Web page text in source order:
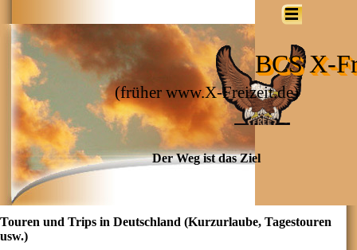
Der Weg ist das Ziel
BCS X-
(früher www.X-Freizeit.de)
Touren und Trips in Deutschland (Kurzurlaube, Tagestouren
usw.)